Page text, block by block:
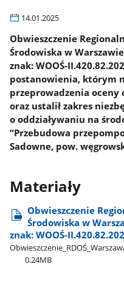
14.01.2025
Obwieszczenie
Środowiska w
znak: WOOŚ-
postanowienia, którym
przeprowadzenia oceny
oraz ustalił zakres
o oddziaływaniu na
“Przebudowa
Sadowne, pow.
Materiały
Obwieszczenie
Środowiska w
znak: WOOŚ-
0.24MB